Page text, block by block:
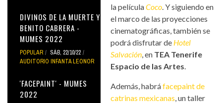
DIVINOS DE LA MUERTE Y
BENITO CABRERA -
MUMES 2022
POPULAR
SÁB, 22/10/22
AUDITORIO INFANTA LEONOR
'FACEPAINT' - MUMES
2022
la películaCoco. Y siguiendo en
el marco de las proyecciones
cinematográficas, también se
podrá disfrutar de Hotel
Salvación, en TEA Tenerife
Espacio de las Artes.
Además, habráfacepaint de
catrinas mexicanas, un taller